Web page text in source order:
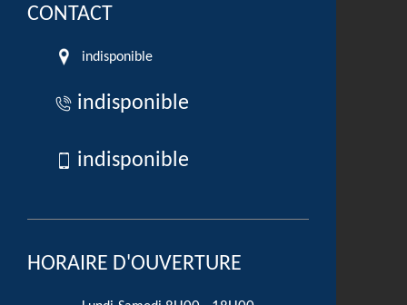
CONTACT
indisponible
indisponible
indisponible
HORAIRE D'OUVERTURE